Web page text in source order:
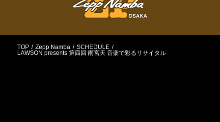
TOP Zepp Namba
SCHEDULE
LAWSON presents 第四回 雨宮天 音楽で彩るリサイタル